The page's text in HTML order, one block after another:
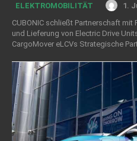
ELEKTROMOBILITÄT
1.
CUBONIC schließt Partnerschaft mit
und Lieferung von Electric Drive
CargoMover eLCVs